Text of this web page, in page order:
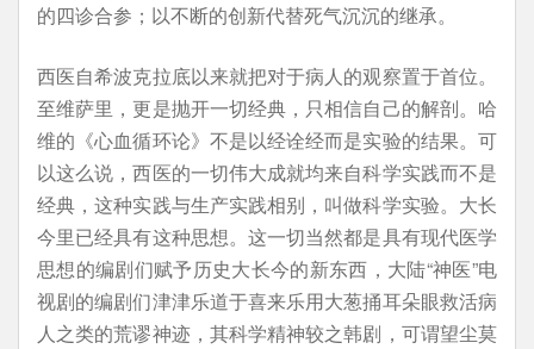
的四诊合参；以不断的创新代替死气沉沉的继承。
西医自希波克拉底以来就把对于病人的观察置于首位。
至维萨里，更是抛开一切经典，只相信自己的解剖。哈
维的《心血循环论》不是以经诠经而是实验的结果。可
以这么说，西医的一切伟大成就均来自科学实践而不是
经典，这种实践与生产实践相别，叫做科学实验。大长
今里已经具有这种思想。这一切当然都是具有现代医学
思想的编剧们赋予历史大长今的新东西，大陆“神医”电
视剧的编剧们津津乐道于喜来乐用大葱捅耳朵眼救活病
人之类的荒谬神迹，其科学精神较之韩剧，可谓望尘莫